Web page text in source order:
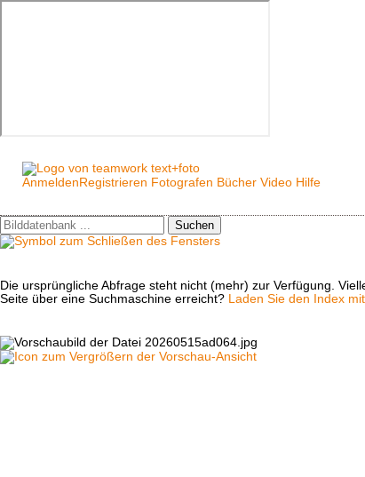
Anmelden Registrieren Fotografen Bücher Video Hilfe
Suchen
Die ursprüngliche Abfrage steht nicht (mehr) zur Verfügung.
Seite über eine Suchmaschine erreicht? Laden Sie den Index